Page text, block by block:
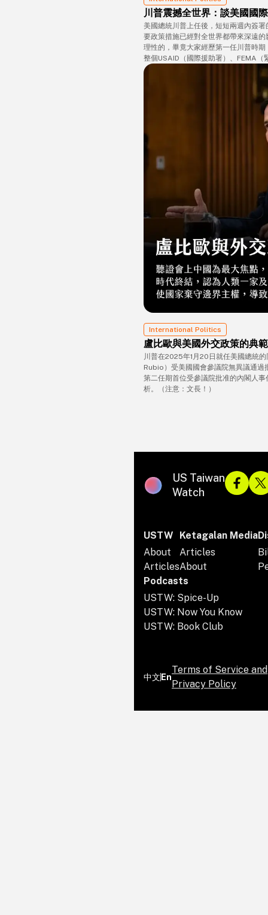
川普震撼全世界：談美國國
美國總統川普上任後，短短兩週內簽
要政策措施已經對全世界都帶來深遠
理性的，畢竟大家經歷第一任川普時
整個USAID（國際援助署）、FEMA
所有研究案，這些對美國的科研、國
International Politics
盧比歐與美國外交政策的典
川普在2025年1月20日就任美國總統
Rubio）受美國國會參議院無異議通
第二任期首位受參議院批准的內閣人
析。（注意：文長！）
US Taiwan
Watch
USTW
About
Articles
Ketagalan Media
Articles
About
Podcasts
USTW: Spice-Up
USTW: Now You Know
USTW: Book Club
中文 En
Terms of Service and
Privacy Policy